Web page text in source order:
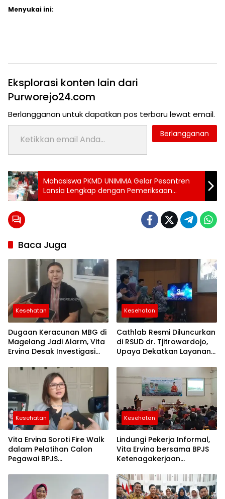
Menyukai ini:
Eksplorasi konten lain dari
Purworejo24.com
Berlangganan untuk dapatkan pos terbaru lewat email.
Ketikkan email Anda...
Berlangganan
Tag:
24 jam
purworejo
berita
24
jam
berita
purworejo
berita
purworejo
Berita
Purworejo
Terkini
berita
terkini
purworejo
Mahasiswa PKMD UNIMMA Gelar Pesantren
Lansia Lengkap dengan Pemeriksaan
Kesehatan
Baca Juga
Kesehatan
Dugaan Keracunan MBG di
Magelang Jadi Alarm, Vita
Ervina Desak Investigasi
Pengawasan Diperketat
Kesehatan
Cathlab Resmi Diluncurkan
di RSUD dr. Tjitrowardojo,
Upaya Dekatkan Layanan
Purworejo
Kesehatan
Vita Ervina Soroti Fire Walk
dalam Pelatihan Calon
Pegawai BPJS
Penguatan Karakter Harus
Sejalan dengan
Kesehatan
Lindungi Pekerja Informal,
Vita Ervina bersama BPJS
Ketenagakerjaan
Purworejo